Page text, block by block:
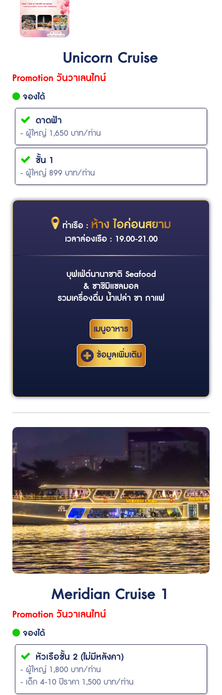
Unicorn Cruise
Promotion วันวาเลนไทน์
จองได้
ดาดฟ้า
- ผู้ใหญ่ 1,650 บาท/ท่าน
ชั้น 1
- ผู้ใหญ่ 899 บาท/ท่าน
ท่าเรือ : ห้าง ไอค่อนสยาม
เวลาล่องเรือ : 19.00-21.00
บุฟเฟ่ต์นานาชาติ Seafood
& ซาชิมิแซลมอล
รวมเครื่องดื่ม น้ำเปล่า ชา กาแฟ
เมนูอาหาร
ข้อมูลเพิ่มเติม
Meridian Cruise 1
Promotion วันวาเลนไทน์
จองได้
หัวเรือชั้น 2 (ไม่มีหลังคา)
- ผู้ใหญ่ 1,800 บาท/ท่าน
- เด็ก 4-10 ปีราคา 1,500 บาท/ท่าน